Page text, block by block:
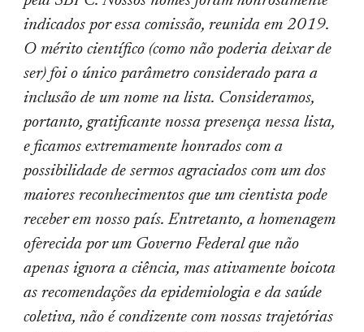
indicados por essa comissão, reunida em 2019.
O mérito científico (como não poderia deixar de
ser) foi o único parâmetro considerado para a
inclusão de um nome na lista. Consideramos,
portanto, gratificante nossa presença nessa lista,
e ficamos extremamente honrados com a
possibilidade de sermos agraciados com um dos
maiores reconhecimentos que um cientista pode
receber em nosso país. Entretanto, a homenagem
oferecida por um Governo Federal que não
apenas ignora a ciência, mas ativamente boicota
as recomendações da epidemiologia e da saúde
coletiva, não é condizente com nossas trajetórias